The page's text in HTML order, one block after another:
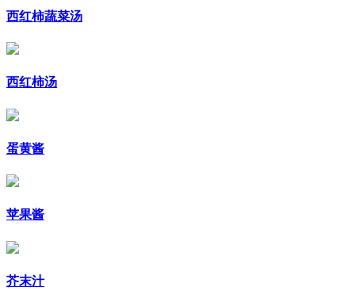
西红柿蔬菜汤
西红柿汤
蛋黄酱
苹果酱
芥末汁